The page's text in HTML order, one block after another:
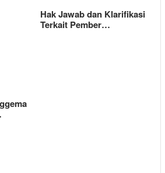
Hak Jawab dan Klarifikasi
Terkait Pember…